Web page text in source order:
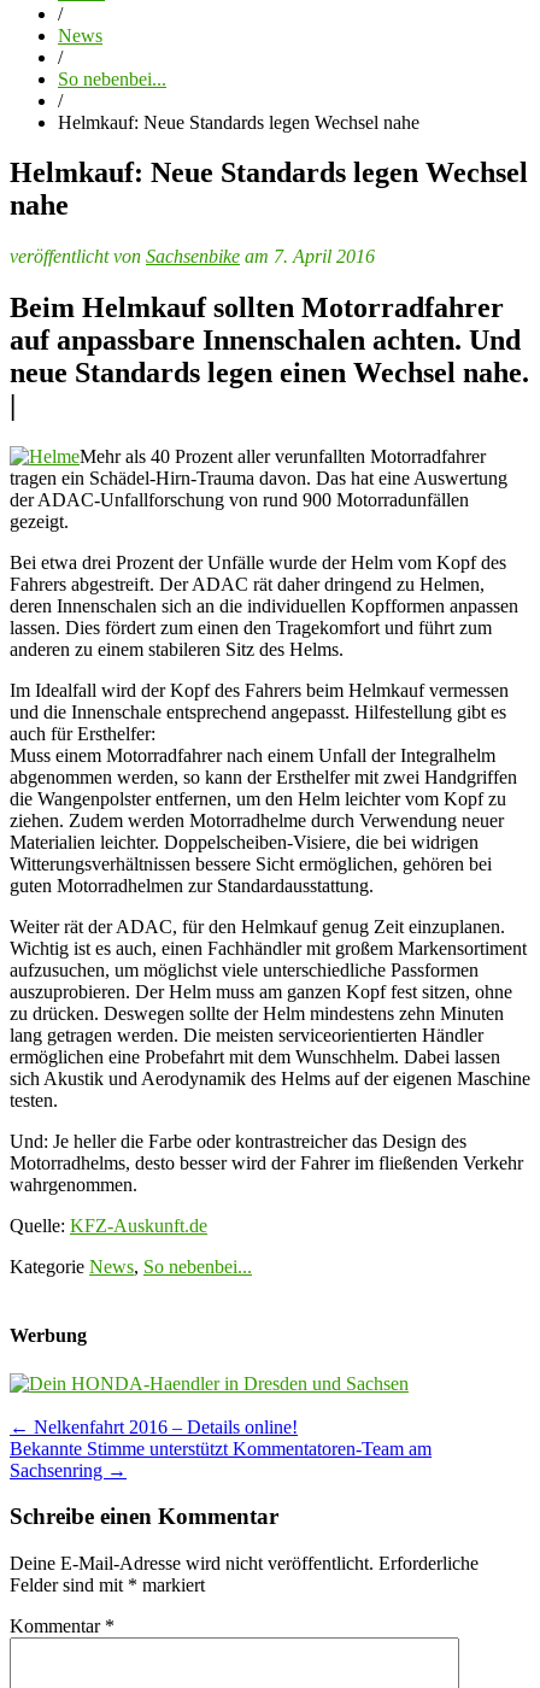
/
News
/
So nebenbei...
/
Helmkauf: Neue Standards legen Wechsel nahe
Helmkauf: Neue Standards legen Wechsel
nahe
veröffentlicht von Sachsenbike am 7. April 2016
Beim Helmkauf sollten Motorradfahrer
auf anpassbare Innenschalen achten. Und
neue Standards legen einen Wechsel nahe.
Mehr als 40 Prozent aller verunfallten Motorradfahrer
tragen ein Schädel-Hirn-Trauma davon. Das hat eine Auswertung
der ADAC-Unfallforschung von rund 900 Motorradunfällen
gezeigt.
Bei etwa drei Prozent der Unfälle wurde der Helm vom Kopf des
Fahrers abgestreift. Der ADAC rät daher dringend zu Helmen,
deren Innenschalen sich an die individuellen Kopfformen anpassen
lassen. Dies fördert zum einen den Tragekomfort und führt zum
anderen zu einem stabileren Sitz des Helms.
Im Idealfall wird der Kopf des Fahrers beim Helmkauf vermessen
und die Innenschale entsprechend angepasst. Hilfestellung gibt es
auch für Ersthelfer:
Muss einem Motorradfahrer nach einem Unfall der Integralhelm
abgenommen werden, so kann der Ersthelfer mit zwei Handgriffen
die Wangenpolster entfernen, um den Helm leichter vom Kopf zu
ziehen. Zudem werden Motorradhelme durch Verwendung neuer
Materialien leichter. Doppelscheiben-Visiere, die bei widrigen
Witterungsverhältnissen bessere Sicht ermöglichen, gehören bei
guten Motorradhelmen zur Standardausstattung.
Weiter rät der ADAC, für den Helmkauf genug Zeit einzuplanen.
Wichtig ist es auch, einen Fachhändler mit großem Markensortiment
aufzusuchen, um möglichst viele unterschiedliche Passformen
auszuprobieren. Der Helm muss am ganzen Kopf fest sitzen, ohne
zu drücken. Deswegen sollte der Helm mindestens zehn Minuten
lang getragen werden. Die meisten serviceorientierten Händler
ermöglichen eine Probefahrt mit dem Wunschhelm. Dabei lassen
sich Akustik und Aerodynamik des Helms auf der eigenen Maschine
testen.
Und: Je heller die Farbe oder kontrastreicher das Design des
Motorradhelms, desto besser wird der Fahrer im fließenden Verkehr
wahrgenommen.
Quelle: KFZ-Auskunft.de
Kategorie News, So nebenbei...
Werbung
Post
navigation
← Nelkenfahrt 2016 – Details online!
Bekannte Stimme unterstützt Kommentatoren-Team am
Sachsenring →
Schreibe einen Kommentar
Deine E-Mail-Adresse wird nicht veröffentlicht. Erforderliche
Felder sind mit * markiert
Kommentar *